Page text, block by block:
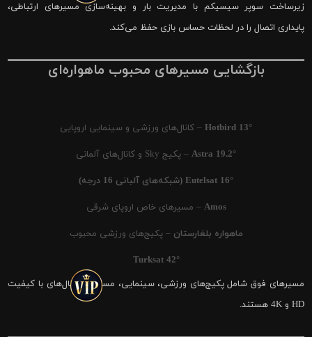
زیرساخت سوپر سیسیکم با مدیریت بار و بهینه‌سازی مسیرهای ارتباطی،
پایداری اتصال را در لحظات حساس بازی حفظ می‌کند.
بازگشایی مسیرهای محبوب ماهواره‌ای
Hotbird 13° – کانال‌های ورزشی و سینمایی اروپایی
Astra 19.2° – پکیج Sky و کانال‌های آلمانی
Eutelsat 16° (شبکه‌های آلبانی 16 درجه)
Amos – مسیرهای خاص اروپای شرقی
ماهواره بلغارستان – پکیج‌های ورزشی محبوب
Turksat 42°
مسیرهای فوق شامل پکیج‌های ورزشی، سینمایی، مستند و کانال‌های با کیفیت
HD و 4K هستند.